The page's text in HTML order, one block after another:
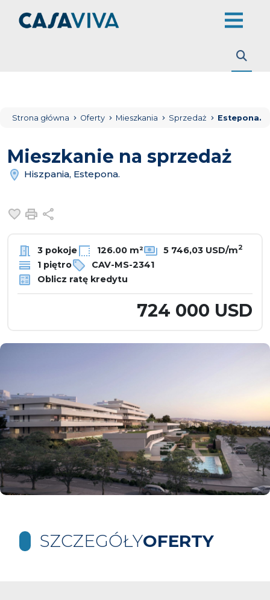
Strona główna Oferty Mieszkania Sprzedaż Estepona.
Mieszkanie na sprzedaż
Hiszpania, Estepona.
Dodaj do ulubionych
Drukuj
3 pokoje 126.00 m² 5 746,03 USD/m2
1 piętro
CAV-MS-2341
Oblicz ratę kredytu
724 000 USD
SZCZEGÓŁYOFERTY